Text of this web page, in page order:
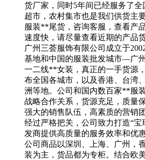
货厂家，同时5年间已经服务了全
超市，农村集市也是我们供货主
服装**尾货，咨询客服，查看产
速度快，请尽量查看近期的产品
广州三荟服饰有限公司成立于
基地和中国的服装批发城市—广
一二线**女装，真正的一手货源
布全国各城市，以及香港、台湾
洲等地。公司和国内数百家**服
战略合作关系，货源充足，质量
强大的销售队伍，高素质的营销
经过严格把关，公司致力打造“宝
发商提供高质量的服务效率和优
公司商品以深圳、上海、广州，
装为主，货品都为专柜。结合欧